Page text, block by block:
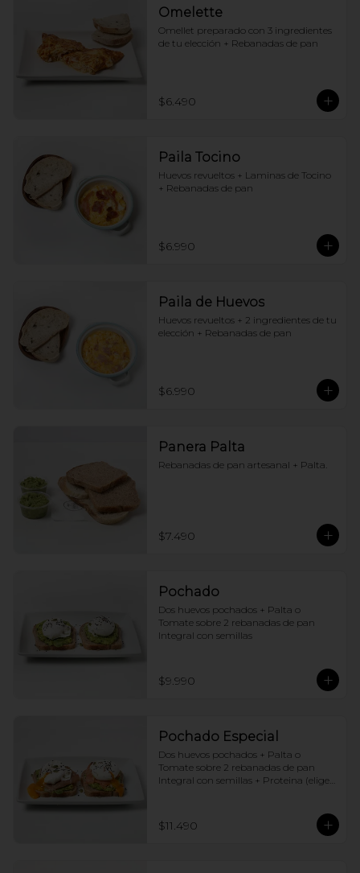
Omelette
Omellet preparado con 3 ingredientes
de tu elección + Rebanadas de pan
$6.490
Paila Tocino
Huevos revueltos + Laminas de Tocino
+ Rebanadas de pan
$6.990
Paila de Huevos
Huevos revueltos + 2 ingredientes de tu
elección + Rebanadas de pan
$6.990
Panera Palta
Rebanadas de pan artesanal + Palta.
$7.490
Pochado
Dos huevos pochados + Palta o
Tomate sobre 2 rebanadas de pan
Integral con semillas
$9.990
Pochado Especial
Dos huevos pochados + Palta o
Tomate sobre 2 rebanadas de pan
Integral con semillas + Proteina (elige
$11.490